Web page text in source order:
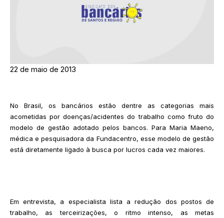
22 de maio de 2013
No Brasil, os bancários estão dentre as categorias mais
acometidas por doenças/acidentes do trabalho como fruto do
modelo de gestão adotado pelos bancos. Para Maria Maeno,
médica e pesquisadora da Fundacentro, esse modelo de gestão
está diretamente ligado à busca por lucros cada vez maiores.
Em entrevista, a especialista lista a redução dos postos de
trabalho, as terceirizações, o ritmo intenso, as metas